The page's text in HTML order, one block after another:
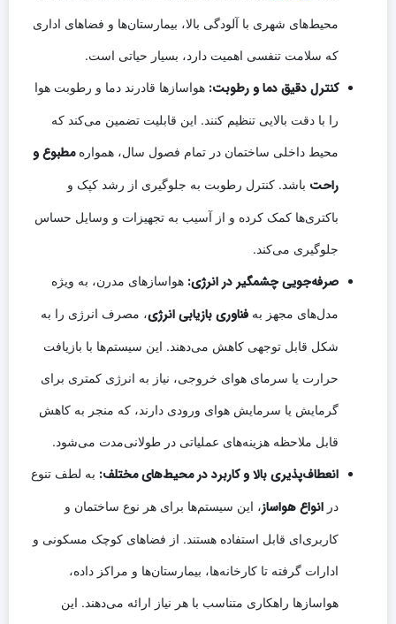
محیط‌های شهری با آلودگی بالا، بیمارستان‌ها و فضاهای اداری
که سلامت تنفسی اهمیت دارد، بسیار حیاتی است.
کنترل دقیق دما و رطوبت: هواسازها قادرند دما و رطوبت هوا
را با دقت بالایی تنظیم کنند. این قابلیت تضمین می‌کند که
محیط داخلی ساختمان در تمام فصول سال، هموارهمطبوع و
راحت باشد. کنترل رطوبت به جلوگیری از رشد کپک و
باکتری‌ها کمک کرده و از آسیب به تجهیزات و وسایل حساس
جلوگیری می‌کند.
صرفه‌جویی چشمگیر در انرژی: هواسازهای مدرن، به ویژه
مدل‌های مجهز به فناوری بازیابی انرژی، مصرف انرژی را به
شکل قابل توجهی کاهش می‌دهند. این سیستم‌ها با بازیافت
حرارت یا سرمای هوای خروجی، نیاز به انرژی کمتری برای
گرمایش یا سرمایش هوای ورودی دارند، که منجر به کاهش
قابل ملاحظه هزینه‌های عملیاتی در طولانی‌مدت می‌شود.
انعطاف‌پذیری بالا و کاربرد در محیط‌های مختلف: به لطف تنوع
در انواع هواساز، این سیستم‌ها برای هر نوع ساختمان و
کاربری‌ای قابل استفاده هستند. از فضاهای کوچک مسکونی و
ادارات گرفته تا کارخانه‌ها، بیمارستان‌ها و مراکز داده،
هواسازها راهکاری متناسب با هر نیاز ارائه می‌دهند. این